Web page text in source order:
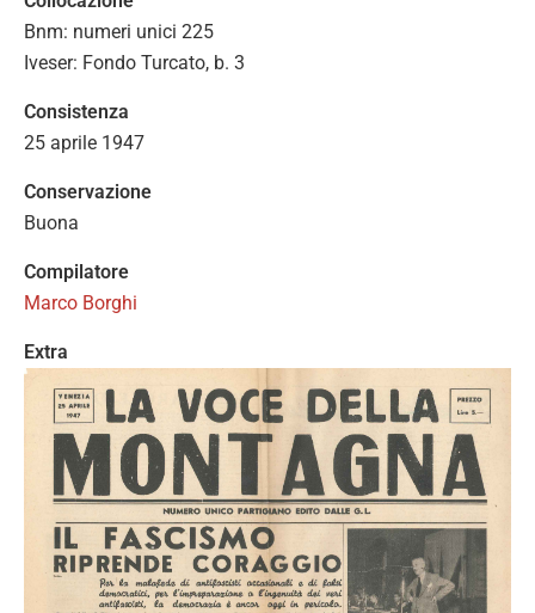
Bnm: numeri unici 225
Iveser: Fondo Turcato, b. 3
Consistenza
25 aprile 1947
Conservazione
Buona
Compilatore
Marco Borghi
Extra